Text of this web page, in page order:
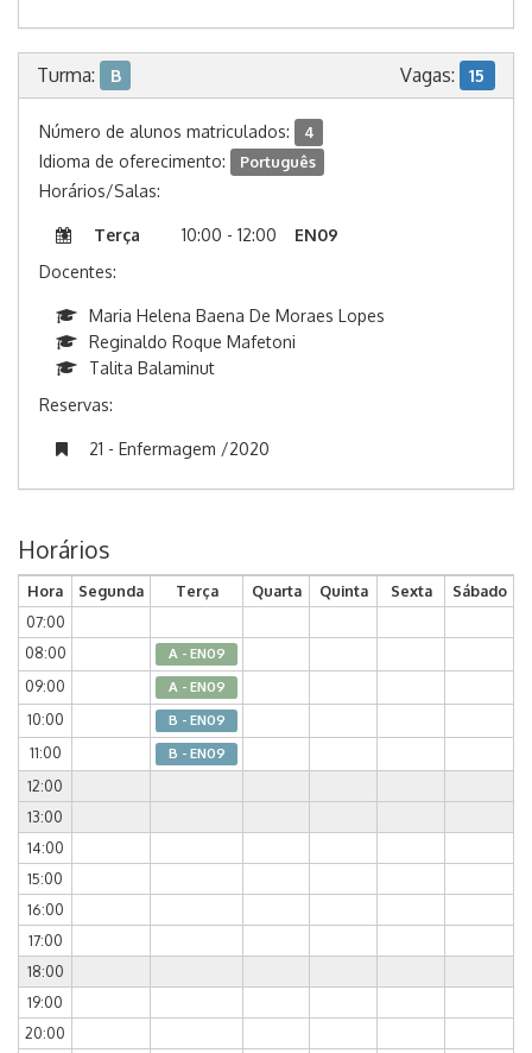
Turma: B Vagas: 15
Número de alunos matriculados: 4
Idioma de oferecimento: Português
Horários/Salas:
Terça 10:00 - 12:00
EN09
Docentes:
Maria Helena Baena De Moraes Lopes
Reginaldo Roque Mafetoni
Talita Balaminut
Reservas:
21 - Enfermagem /2020
Horários
Hora Segunda Terça Quarta Quinta Sexta
Sábado
07:00
08:00
A - EN09
09:00 A - EN09
10:00 B - EN09
11:00 B - EN09
12:00
13:00
14:00
15:00
16:00
17:00
18:00
19:00
20:00